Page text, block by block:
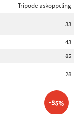
Tripode-askoppeling
33
43
85
28
-55%